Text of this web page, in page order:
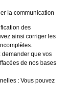
la communication
des
ainsi corriger les
demander que vos
de nos bases
: Vous pouvez